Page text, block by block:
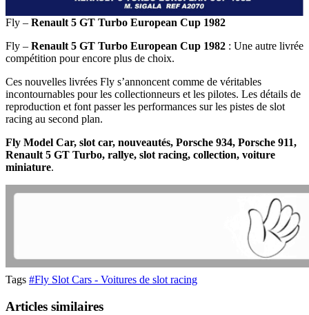
Fly – Renault 5 GT Turbo European Cup 1982
Fly – Renault 5 GT Turbo European Cup 1982 : Une autre livrée
compétition pour encore plus de choix.
Ces nouvelles livrées Fly s’annoncent comme de véritables
incontournables pour les collectionneurs et les pilotes. Les détails de
reproduction et font passer les performances sur les pistes de slot
racing au second plan.
Fly Model Car, slot car, nouveautés, Porsche 934, Porsche 911,
Renault 5 GT Turbo, rallye, slot racing, collection, voiture
miniature.
Tags #Fly Slot Cars - Voitures de slot racing
Articles similaires